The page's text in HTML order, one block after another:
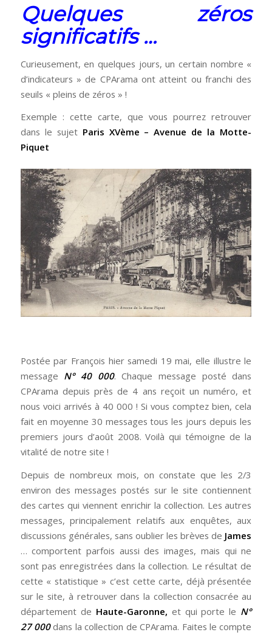
Quelques zéros
significatifs …
Curieusement, en quelques jours, un certain nombre «
d’indicateurs » de CPArama ont atteint ou franchi des
seuils « pleins de zéros » !
Exemple : cette carte, que vous pourrez retrouver
dans le sujet Paris XVème – Avenue de la Motte-
Piquet
Postée par François hier samedi 19 mai, elle illustre le
message N° 40 000. Chaque message posté dans
CPArama depuis près de 4 ans reçoit un numéro, et
nous voici arrivés à 40 000 ! Si vous comptez bien, cela
fait en moyenne 30 messages tous les jours depuis les
premiers jours d’août 2008. Voilà qui témoigne de la
vitalité de notre site !
Depuis de nombreux mois, on constate que les 2/3
environ des messages postés sur le site contiennent
des cartes qui viennent enrichir la collection. Les autres
messages, principalement relatifs aux enquêtes, aux
discussions générales, sans oublier les brèves de James
… comportent parfois aussi des images, mais qui ne
sont pas enregistrées dans la collection. Le résultat de
cette « statistique » c’est cette carte, déjà présentée
sur le site, à retrouver dans la collection consacrée au
département de Haute-Garonne, et qui porte le N°
27 000dans la collection de CPArama. Faites le compte